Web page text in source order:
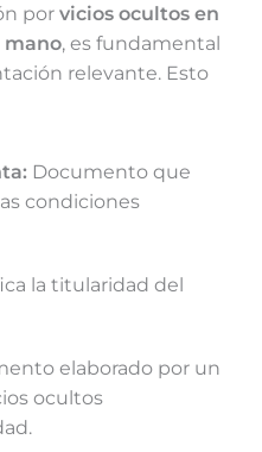
por vicios ocultos en
mano, es fundamental
relevante. Esto
Documento que
condiciones
la titularidad del
elaborado por un
ocultos